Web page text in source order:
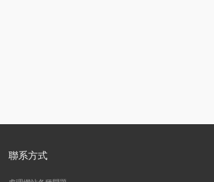
來源： [1080P] Taylor Swift、Brendon Urie - ME!
聯系方式